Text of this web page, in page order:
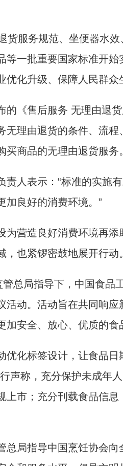
服务规范、坐便器水效
等一批重要国家标准开
优化升级、保障人民群
《售后服务 无理由退
无理由退货的条件、流
买商品的无理由退货服务
人表示：“标准的实施
加良好的消费环境。”
营造良好消费环境再添
，也紧锣密鼓地展开行动
局指导下，中国食品
活动。活动旨在共同响
加安全、放心、优质的
化标签设计，让食品日
声称，充分保护未成年
上市；充分刊载食品信
局指导中国烹饪协会向